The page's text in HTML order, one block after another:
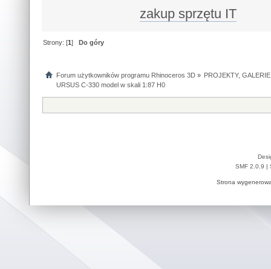
zakup sprzętu IT
Strony: [1] Do góry
Forum użytkowników programu Rhinoceros 3D» PROJEKTY,
URSUS C-330 model w skali 1:87 H0
SMF 2.0.9 |
Strona